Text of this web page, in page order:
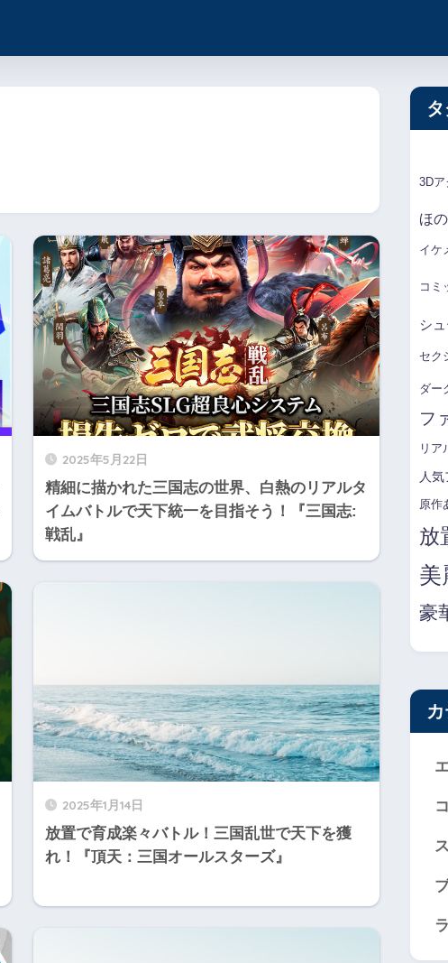
2025年5月22日
精細に描かれた三国志の世界、白熱のリアルタ
イムバトルで天下統一を目指そう！『三国志:
戦乱』
2025年1月14日
放置で育成楽々バトル！三国乱世で天下を獲
れ！『頂天：三国オールスターズ』
3Dア
ほ
イケ
コミ
シ
セク
ダー
フ
リア
人気
原作
放
美
豪